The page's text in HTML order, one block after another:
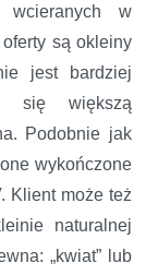
w
oferty są okleiny
jest bardziej
się większą
Podobnie jak
wykończone
Klient może też
naturalnej
„kwiat” lub